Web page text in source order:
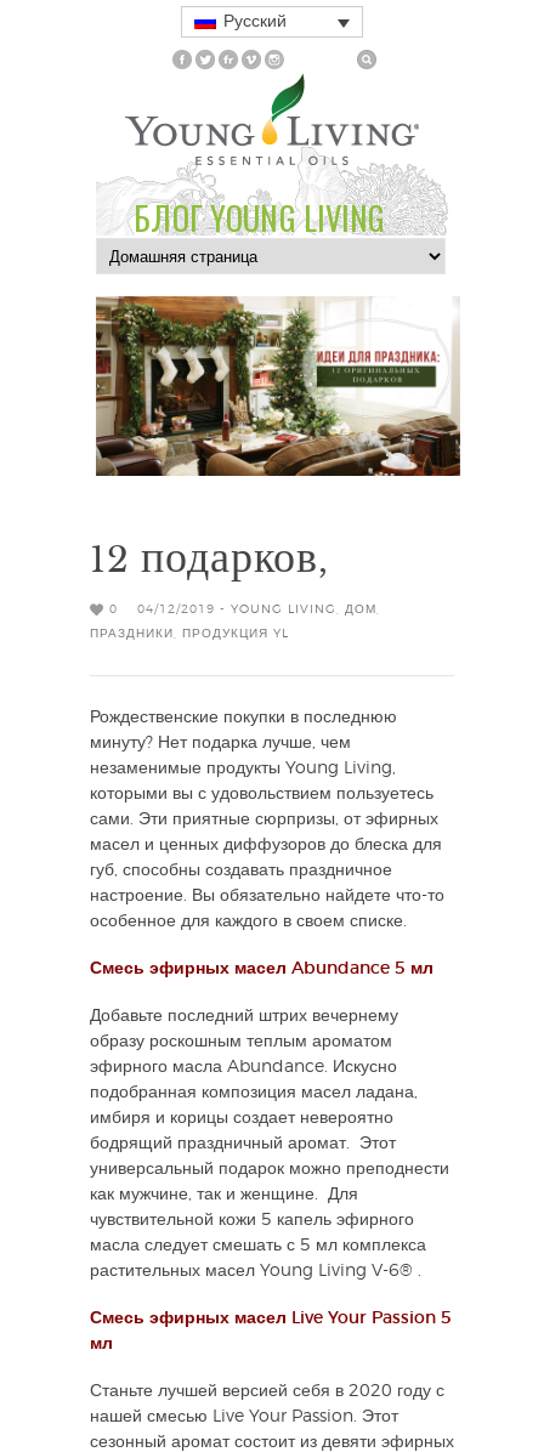
Русский
БЛОГ YOUNG LIVING
12 подарков,
0 04/12/2019 - YOUNG LIVING ДОМ
ПРАЗДНИКИ
ПРОДУКЦИЯ YL
Рождественские покупки в последнюю
минуту? Нет подарка лучше, чем
незаменимые продукты Young Living,
которыми вы с удовольствием пользуетесь
сами. Эти приятные сюрпризы, от эфирных
масел и ценных диффузоров до блеска для
губ, способны создавать праздничное
настроение. Вы обязательно найдете что-то
особенное для каждого в своем списке.
Смесь эфирных масел Abundance 5 мл
Добавьте последний штрих вечернему
образу роскошным теплым ароматом
эфирного масла Abundance. Искусно
подобранная композиция масел ладана,
имбиря и корицы создает невероятно
бодрящий праздничный аромат. Этот
универсальный подарок можно преподнести
как мужчине, так и женщине. Для
чувствительной кожи 5 капель эфирного
масла следует смешать с 5 мл комплекса
растительных масел Young Living V-6® .
Смесь эфирных масел Live Your Passion 5
мл
Станьте лучшей версией себя в 2020 году с
нашей смесью Live Your Passion. Этот
сезонный аромат состоит из девяти эфирных